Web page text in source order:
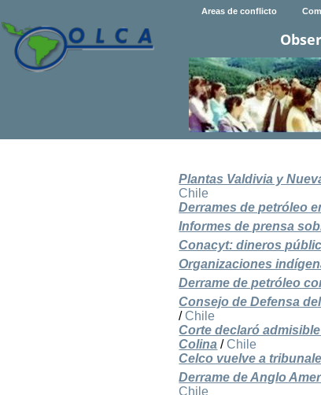
Areas de conflicto
Plantas Valdivia y
Chile
Derrames de petróleo
Informes de prensa
Conacyt: dineros
Organizaciones
Derrame de petróleo
Consejo de Defensa
/ Chile
Corte declaró
Colina / Chile
Celco vuelve a
Derrame de Anglo
Chile